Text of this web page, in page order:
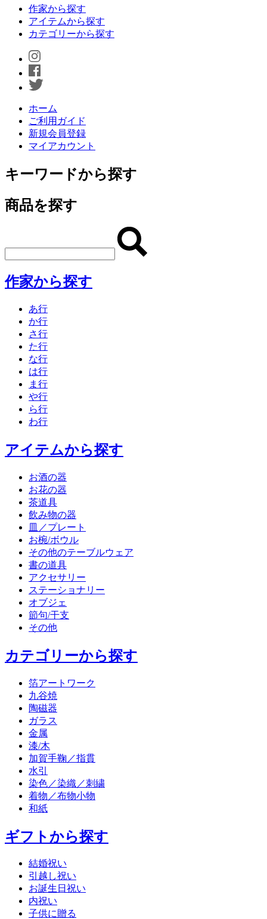
作家から探す
アイテムから探す
カテゴリーから探す
ホーム
ご利用ガイド
新規会員登録
マイアカウント
キーワードから探す
商品を探す
作家から探す
あ行
か行
さ行
た行
な行
は行
ま行
や行
ら行
わ行
アイテムから探す
お酒の器
お花の器
茶道具
飲み物の器
皿／プレート
お椀/ボウル
その他のテーブルウェア
書の道具
アクセサリー
ステーショナリー
オブジェ
節句/干支
その他
カテゴリーから探す
箔アートワーク
九谷焼
陶磁器
ガラス
金属
漆/木
加賀手鞠／指貫
水引
染色／染織／刺繍
着物／布物小物
和紙
ギフトから探す
結婚祝い
引越し祝い
お誕生日祝い
内祝い
子供に贈る